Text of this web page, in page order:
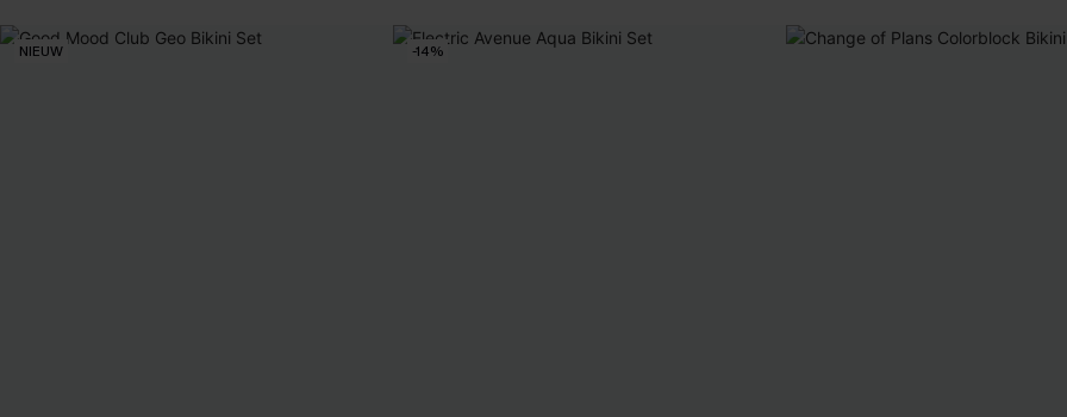
NIEUW -14%